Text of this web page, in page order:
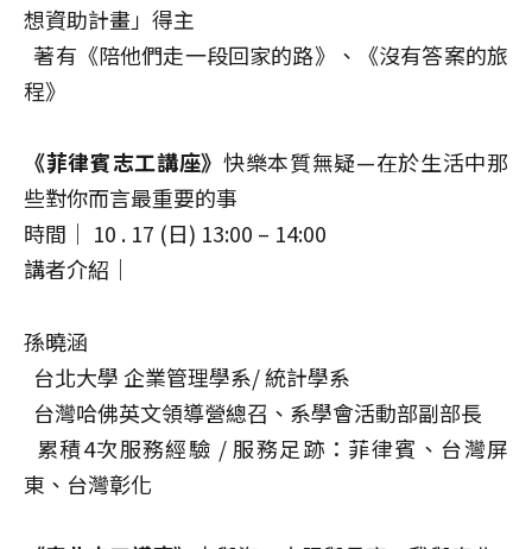
想資助計畫」得主
著有《陪他們走一段回家的路》、《沒有答案的旅
程》
《菲律賓志工講座》 快樂本質無疑—在於生活中那
些對你而言最重要的事
時間｜ 10 . 17 (日) 13:00 – 14:00
講者介紹｜
孫曉涵
台北大學 企業管理學系/ 統計學系
台灣哈佛英文領導營總召、系學會活動部副部長
累積4次服務經驗 / 服務足跡：菲律賓、台灣屏
東、台灣彰化